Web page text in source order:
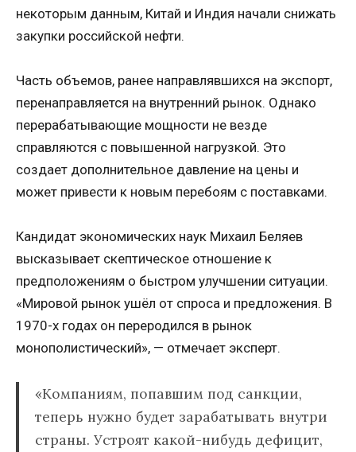
некоторым данным, Китай и Индия начали снижать
закупки российской нефти.
Часть объемов, ранее направлявшихся на экспорт,
перенаправляется на внутренний рынок. Однако
перерабатывающие мощности не везде
справляются с повышенной нагрузкой. Это
создает дополнительное давление на цены и
может привести к новым перебоям с поставками.
Кандидат экономических наук Михаил Беляев
высказывает скептическое отношение к
предположениям о быстром улучшении ситуации.
«Мировой рынок ушёл от спроса и предложения. В
1970-х годах он переродился в рынок
монополистический», — отмечает эксперт.
«Компаниям, попавшим под санкции,
теперь нужно будет зарабатывать внутри
страны. Устроят какой-нибудь дефицит,